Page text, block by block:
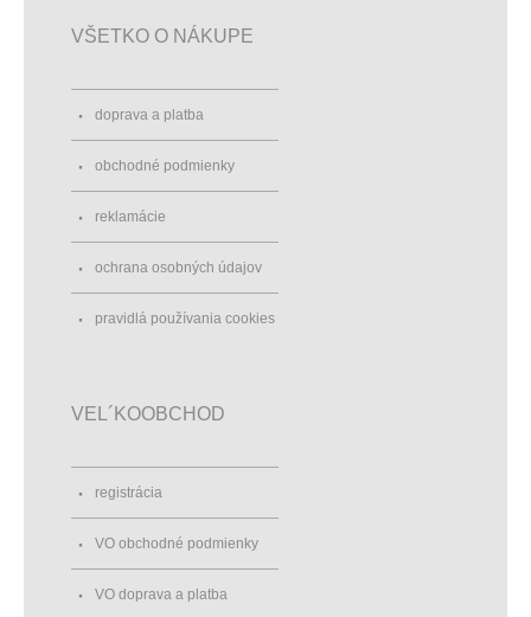
VŠETKO O NÁKUPE
doprava a platba
obchodné podmienky
reklamácie
ochrana osobných údajov
pravidlá používania cookies
VEL´KOOBCHOD
registrácia
VO obchodné podmienky
VO doprava a platba